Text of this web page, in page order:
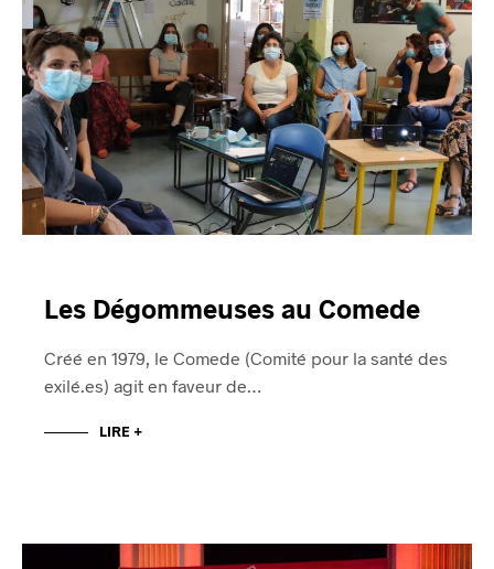
Les Dégommeuses au Comede
Créé en 1979, le Comede (Comité pour la santé des
exilé.es) agit en faveur de…
LIRE +